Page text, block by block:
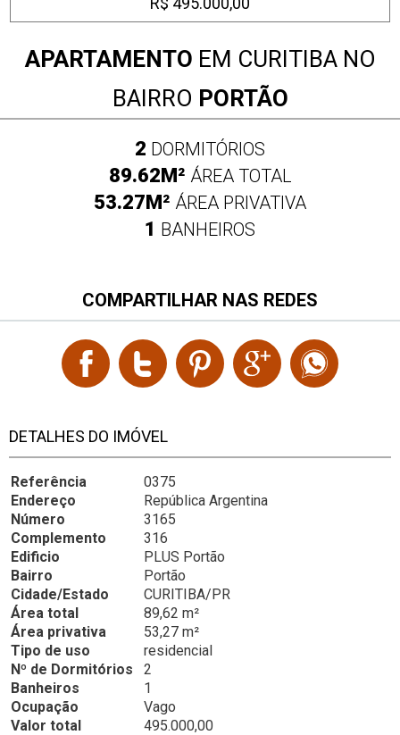
APARTAMENTO EM CURITIBA NO
BAIRRO PORTÃO
2 DORMITÓRIOS
89.62M² ÁREA TOTAL
53.27M² ÁREA PRIVATIVA
1 BANHEIROS
COMPARTILHAR NAS REDES
DETALHES DO IMÓVEL
Referência
0375
Endereço
República Argentina
Número
3165
Complemento
316
Edificio
PLUS Portão
Bairro
Portão
Cidade/Estado
CURITIBA/PR
Área total
89,62 m²
Área privativa
53,27 m²
Tipo de uso
residencial
Nº de Dormitórios
2
Banheiros
1
Ocupação
Vago
Valor total
495.000,00